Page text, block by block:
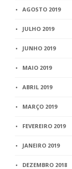
AGOSTO 2019
JULHO 2019
JUNHO 2019
MAIO 2019
ABRIL 2019
MARÇO 2019
FEVEREIRO 2019
JANEIRO 2019
DEZEMBRO 2018